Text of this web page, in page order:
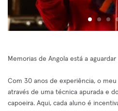
Memorias de Angola está a
Com 30 anos de experiência, o
através de uma técnica apurada e
capoeira. Aqui, cada aluno é